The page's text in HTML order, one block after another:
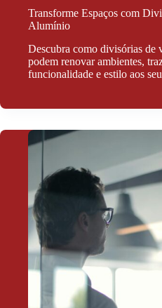
Transforme Espaços com
Alumínio
Descubra como divisórias de
podem renovar ambientes,
funcionalidade e estilo aos